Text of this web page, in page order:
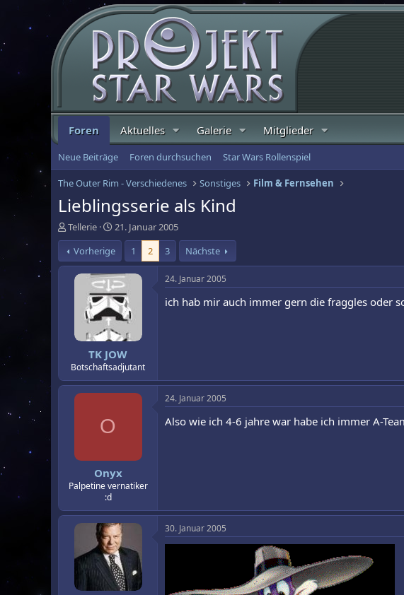
Foren Aktuelles Galerie Mitglieder
Neue Beiträge Foren durchsuchen Star Wars Rollenspiel
The Outer Rim - Verschiedenes Sonstiges Film & Fernsehen
Lieblingsserie als Kind
E
r
s
t
Tellerie
E
r
s
t
e
l
l
t
a
m
21. Januar 2005
Vorherige
1 2 3 Nächste
TK JOW
Botschaftsadjutant
24. Januar 2005
ich hab mir auch immer gern die fraggles oder
O
Onyx
Palpetine vernatiker
:d
24. Januar 2005
Also wie ich 4-6 jahre war habe ich immer A-
30. Januar 2005